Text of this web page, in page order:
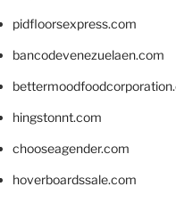
pidfloorsexpress.com
bancodevenezuelaen.com
hingstonnt.com
chooseagender.com
hoverboardssale.com